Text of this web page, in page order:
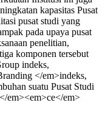
kapasitas Pusat
pusat studi yang
pada upaya pusat
penelitian,
komponen tersebut
indeks,
</em>indeks,
suatu Pusat Studi
em><em>ce</em>